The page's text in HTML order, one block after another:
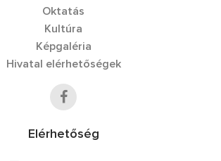
Oktatás
Kultúra
Képgaléria
Hivatal elérhetőségek
Elérhetőség